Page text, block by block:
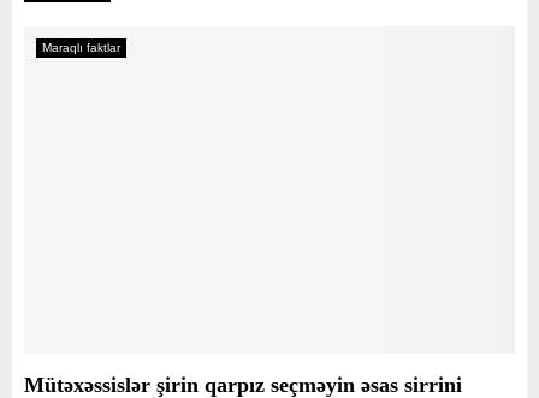
Maraqlı faktlar
Mütəxəssislər şirin qarpız seçməyin əsas sirrini